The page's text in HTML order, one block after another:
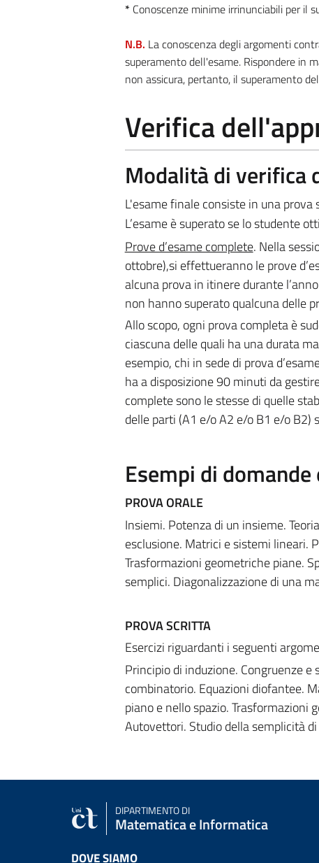
*Conoscenze minime irrinunciabili per il
N.B. La conoscenza degli argomenti
superamento dell'esame. Rispondere in
non assicura, pertanto, il superamento
Verifica
Modalità di verifica
L'esame finale consiste in una
L’esame è superato se lo studente
Prove d’esame complete. Nella
ottobre),si effettueranno le prove
alcuna prova in itinere durante
non hanno superato qualcuna delle
Allo scopo, ogni prova completa è
ciascuna delle quali ha una durata
esempio, chi in sede di prova
ha a disposizione 90 minuti da
complete sono le stesse di quelle
delle parti (A1 e/o A2 e/o B1 e/o B2)
Esempi di
PROVA ORALE
Insiemi. Potenza di un insieme.
esclusione. Matrici e sistemi lineari.
Trasformazioni geometriche piane.
semplici. Diagonalizzazione di una
PROVA SCRITTA
Esercizi riguardanti i seguenti
Principio di induzione. Congruenze
combinatorio. Equazioni diofantee.
piano e nello spazio. Trasformazioni
Autovettori. Studio della semplicità
DIPARTIMENTO DI
Matematica e Informatica
DOVE SIAMO